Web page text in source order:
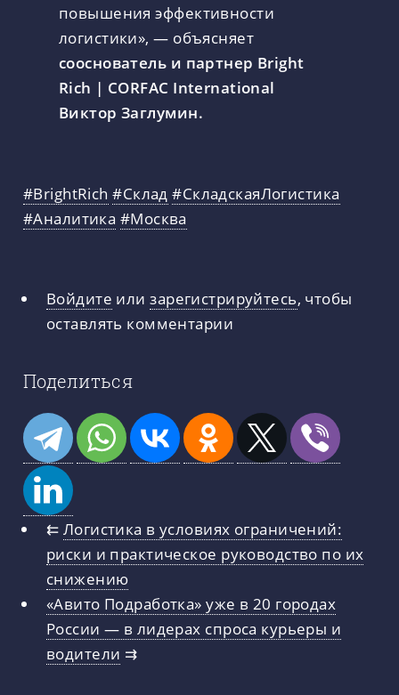
повышения эффективности
логистики», — объясняет
сооснователь и партнер Bright
Rich | CORFAC International
Виктор Заглумин.
#BrightRich #Склад #СкладскаяЛогистика
#Аналитика #Москва
Войдите илизарегистрируйтесь, чтобы
оставлять комментарии
Поделиться
⇇ Логистика в условиях ограничений:
риски и практическое руководство по их
снижению
«Авито Подработка» уже в 20 городах
России — в лидерах спроса курьеры и
водители ⇉